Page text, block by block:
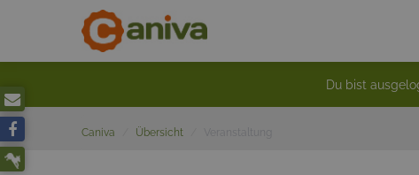
Du bist
Caniva Übersicht